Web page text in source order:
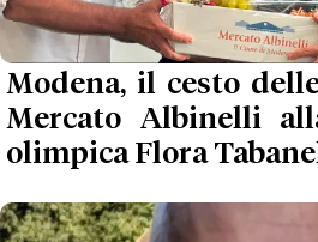
Modena, il cesto
Mercato Albinelli
olimpica Flora